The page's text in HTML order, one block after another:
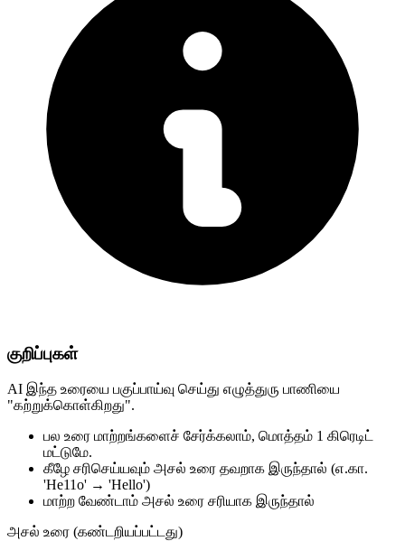
குறிப்புகள்
AI இந்த உரையை பகுப்பாய்வு செய்து எழுத்துரு பாணியை
"கற்றுக்கொள்கிறது".
பல உரை மாற்றங்களைச் சேர்க்கலாம், மொத்தம் 1 கிரெடிட்
மட்டுமே.
கீழே சரிசெய்யவும் அசல் உரை தவறாக இருந்தால் (எ.கா.
'He11o' → 'Hello')
மாற்ற வேண்டாம் அசல் உரை சரியாக இருந்தால்
அசல் உரை (கண்டறியப்பட்டது)